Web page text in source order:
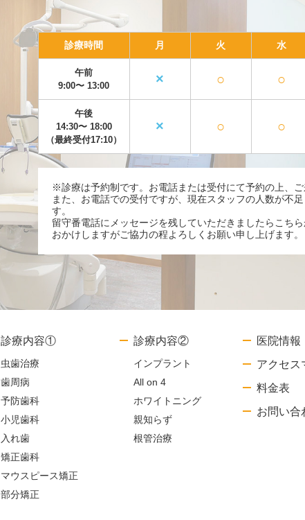
診療時間 月 火 水
午前
9:00〜 13:00 × ○ ○
午後
14:30〜18:00
（最終受付17:10）
× ○ ○
※診療は予約制です。お電話または受付にて予約の上、ご
また、お電話での受付ですが、現在スタッフの人数が不
す。
留守番電話にメッセージを残していただきましたらこち
おかけしますがご協力の程よろしくお願い申し上げます。
診療内容①
虫歯治療
歯周病
予防歯科
小児歯科
入れ歯
矯正歯科
マウスピース矯正
部分矯正
診療内容②
インプラント
All on 4
ホワイトニング
親知らず
根管治療
医院情報
アクセス
料金表
お問い合